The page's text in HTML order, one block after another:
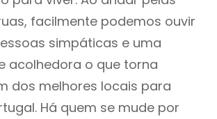
facilmente podemos ouvir
simpáticas e uma
acolhedora o que torna
dos melhores locais para
Há quem se mude por